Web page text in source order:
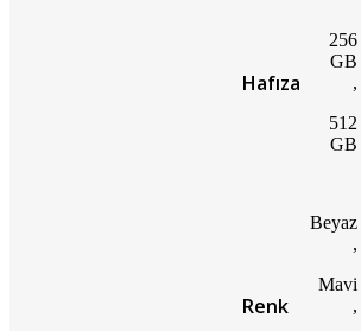
Hafıza
256
GB
,
512
GB
Renk
Beyaz
,
Mavi
,